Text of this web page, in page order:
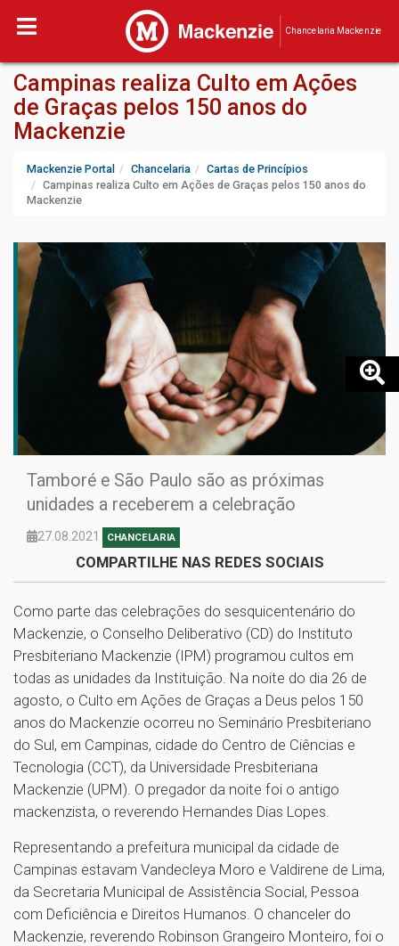
Chancelaria Mackenzie
Campinas realiza Culto em Ações
de Graças pelos 150 anos do
Mackenzie
Mackenzie Portal Chancelaria
Cartas de Princípios
Campinas realiza Culto em Ações de Graças pelos 150 anos do
Mackenzie
Tamboré e São Paulo são as próximas
unidades a receberem a celebração
27.08.2021 CHANCELARIA
COMPARTILHE NAS REDES SOCIAIS
Como parte das celebrações do sesquicentenário do
Mackenzie, o Conselho Deliberativo (CD) do Instituto
Presbiteriano Mackenzie (IPM) programou cultos em
todas as unidades da Instituição. Na noite do dia 26 de
agosto, o Culto em Ações de Graças a Deus pelos 150
anos do Mackenzie ocorreu no Seminário Presbiteriano
do Sul, em Campinas, cidade do Centro de Ciências e
Tecnologia (CCT), da Universidade Presbiteriana
Mackenzie (UPM). O pregador da noite foi o antigo
mackenzista, o reverendo Hernandes Dias Lopes.
Representando a prefeitura municipal da cidade de
Campinas estavam Vandecleya Moro e Valdirene de Lima,
da Secretaria Municipal de Assistência Social, Pessoa
com Deficiência e Direitos Humanos. O chanceler do
Mackenzie, reverendo Robinson Grangeiro Monteiro, foi o